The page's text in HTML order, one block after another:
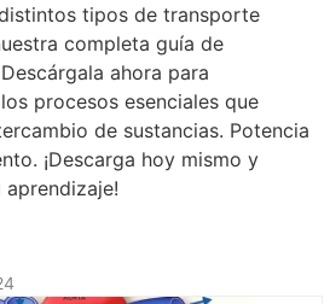
tipos de transporte
completa guía de
ahora para
procesos esenciales que
de sustancias. Potencia
¡Descarga hoy mismo y